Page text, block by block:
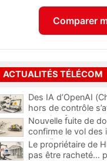
Comparer
ACTUALITÉS TÉLÉCOM
Des IA d’OpenAI
hors de contrôle
une plateforme
Nouvelle fuite de
confirme le vol des
ses clients
Le propriétaire de
pas être racheté…